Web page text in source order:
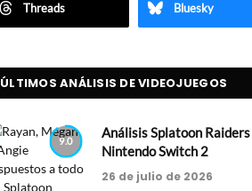
Threads Bluesky
ÚLTIMOS ANÁLISIS DE VIDEOJUEGOS
9.0
Análisis Splatoon Raiders
Nintendo Switch 2
26 de julio de 2026